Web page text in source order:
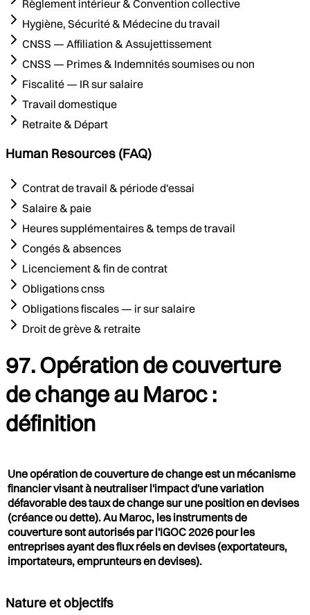
Règlement intérieur & Convention collective
Hygiène, Sécurité & Médecine du travail
CNSS — Affiliation & Assujettissement
CNSS — Primes & Indemnités soumises ou non
Fiscalité — IR sur salaire
Travail domestique
Retraite & Départ
Human Resources (FAQ)
Contrat de travail & période d'essai
Salaire & paie
Heures supplémentaires & temps de travail
Congés & absences
Licenciement & fin de contrat
Obligations cnss
Obligations fiscales — ir sur salaire
Droit de grève & retraite
97. Opération de couverture
de change au Maroc :
définition
Une opération de couverture de change est un mécanisme
financier visant à neutraliser l'impact d'une variation
défavorable des taux de change sur une position en devises
(créance ou dette). Au Maroc, les instruments de
couverture sont autorisés par l'IGOC 2026 pour les
entreprises ayant des flux réels en devises (exportateurs,
importateurs, emprunteurs en devises).
Nature et objectifs